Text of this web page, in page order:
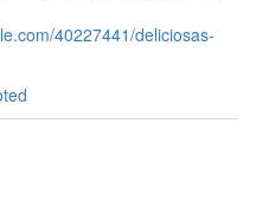
40227441/deliciosas-